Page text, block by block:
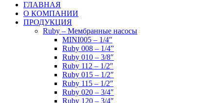
ГЛАВНАЯ
О КОМПАНИИ
ПРОДУКЦИЯ
Ruby – Мембранные насосы
MINI005 – 1/4″
Ruby 008 – 1/4”
Ruby 010 – 3/8″
Ruby 112 – 1/2″
Ruby 015 – 1/2″
Ruby 115 – 1/2″
Ruby 020 – 3/4″
Ruby 120 – 3/4″